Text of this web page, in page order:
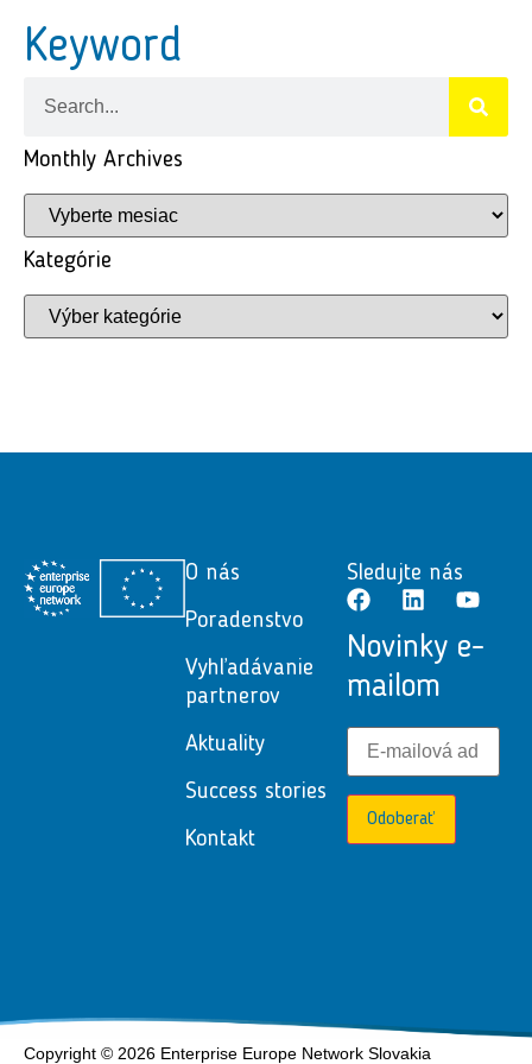
Keyword
Monthly Archives
Kategórie
O nás
Poradenstvo
Vyhľadávanie
partnerov
Aktuality
Success stories
Kontakt
Sledujte nás
Novinky e-
mailom
Odoberať
Copyright © 2026 Enterprise Europe Network Slovakia